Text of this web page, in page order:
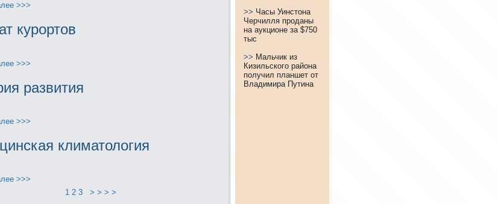
>>>
куpортов
>>>
развития
>>>
климатология
>>>
1 2 3 > > > >
>> Часы Уинстона
Черчилля проданы
на аукционе за $750
тыс
>> Мальчик из
Кизильского района
получил планшет от
Владимира Путина